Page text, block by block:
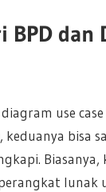
BPD dan
use
bisa
Biasanya,
lunak